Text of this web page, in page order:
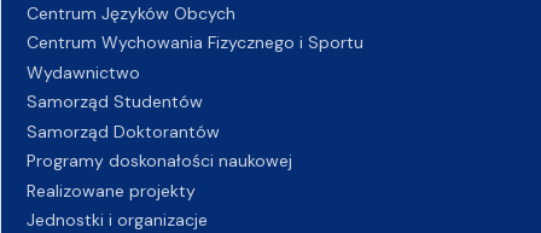
Centrum Języków Obcych
Centrum Wychowania Fizycznego i Sportu
Wydawnictwo
Samorząd Studentów
Samorząd Doktorantów
Programy doskonałości naukowej
Realizowane projekty
Jednostki i organizacje